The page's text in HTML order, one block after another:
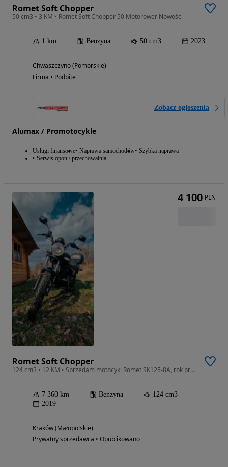
Romet Soft Chopper
50 cm3 • 3 KM • Romet Soft Chopper 50 Motorower Nowość
1 km Benzyna 50 cm3 2023
Chwaszczyno (Pomorskie)
Firma • Podbite
Zobacz ogłoszenia
Alumax / Promotocykle
Usługi finansowe Naprawa samochodów Szybka naprawa
Serwis opon / przechowalnia
Romet Soft Chopper
124 cm3 • 12 KM • Sprzedam motocykl Romet SK125-8A, rok produkcji 2019
7 360 km Benzyna
124 cm3
2019
Kraków (Małopolskie)
Prywatny sprzedawca • Opublikowano
4 100 PLN